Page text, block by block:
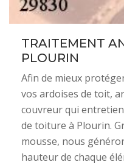
TRAITEMENT
PLOURIN
Afin de mieux
vos ardoises de toit,
couvreur qui
de toiture à Plourin.
mousse, nous
hauteur de chaque